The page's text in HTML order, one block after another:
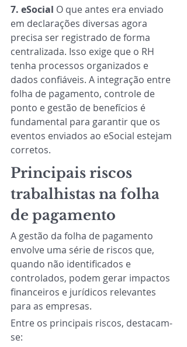
7. eSocial O que antes era enviado
em declarações diversas agora
precisa ser registrado de forma
centralizada. Isso exige que o RH
tenha processos organizados e
dados confiáveis. A integração entre
folha de pagamento, controle de
ponto e gestão de benefícios é
fundamental para garantir que os
eventos enviados ao eSocial estejam
corretos.
Principais riscos
trabalhistas na folha
de pagamento
A gestão da folha de pagamento
envolve uma série de riscos que,
quando não identificados e
controlados, podem gerar impactos
financeiros e jurídicos relevantes
para as empresas.
Entre os principais riscos, destacam-
se: